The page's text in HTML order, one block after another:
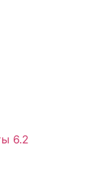
6.2